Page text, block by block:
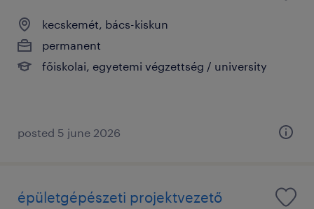
kecskemét, bács-kiskun
permanent
főiskolai, egyetemi végzettség / university
posted 5 june 2026
épületgépészeti projektvezető